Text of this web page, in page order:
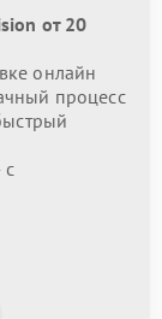
от 20
онлайн
процесс
с